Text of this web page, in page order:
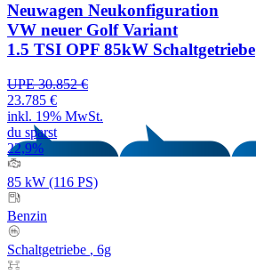
Neuwagen Neukonfiguration
VW neuer Golf Variant
1.5 TSI OPF 85kW Schaltgetriebe
UPE 30.852 €
23.785 €
inkl. 19% MwSt.
du sparst
22,9%
85 kW (116 PS)
Benzin
Schaltgetriebe , 6g